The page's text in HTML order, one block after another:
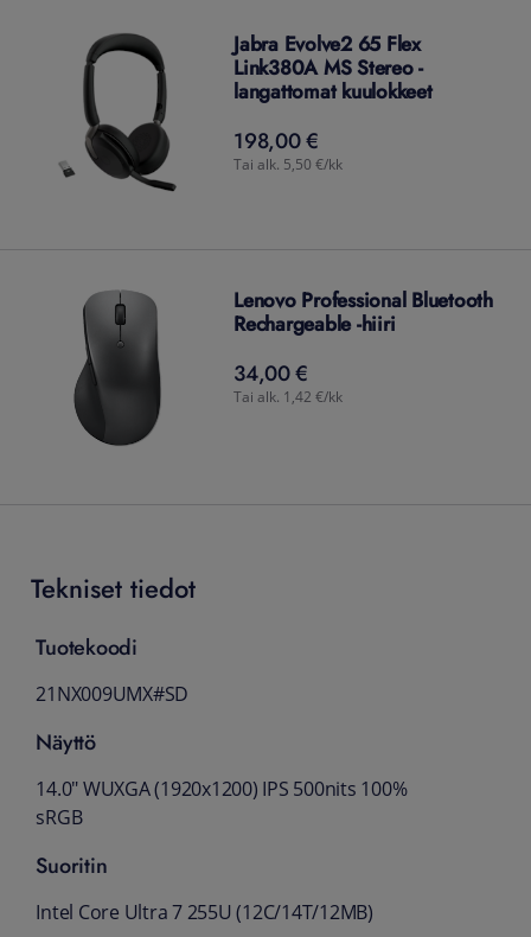
Jabra Evolve2 65 Flex
Link380A MS Stereo -
langattomat kuulokkeet
198,00 €
198,00€
Tai alk. 5,50 €/kk
Lenovo Professional Bluetooth
Rechargeable -hiiri
34,00 €
34,00€
Tai alk. 1,42 €/kk
Tekniset tiedot
Tuotekoodi
21NX009UMX#SD
Näyttö
14.0" WUXGA (1920x1200) IPS 500nits 100%
sRGB
Suoritin
Intel Core Ultra 7 255U (12C/14T/12MB)